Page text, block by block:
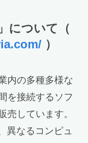
について（
）
内の多種多様な
を接続するソフ
売しています。
異なるコンピュ